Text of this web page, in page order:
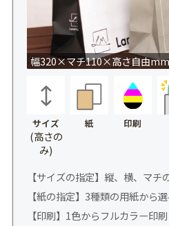
幅320×マチ110×高さ自由mm
サイズ
(高さの
み)
紙 印刷
【サイズの指定】縦、横、マ
【紙の指定】3種類の用紙から
【印刷】1色からフルカラー印